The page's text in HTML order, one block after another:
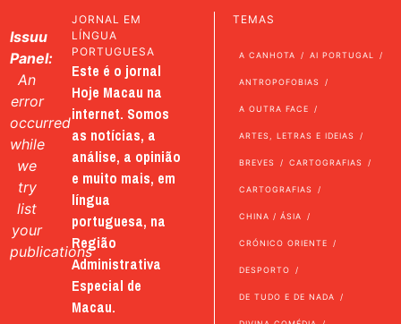
Issuu
Panel:
An
error
occurred
while
we
try
list
your
publications
JORNAL EM
LÍNGUA
PORTUGUESA
Este é o jornal
Hoje Macau na
internet. Somos
as notícias, a
análise, a opinião
e muito mais, em
língua
portuguesa, na
Região
Administrativa
Especial de
Macau.
TEMAS
A CANHOTA AI PORTUGAL
ANTROPOFOBIAS
A OUTRA FACE
ARTES, LETRAS E IDEIAS
BREVES CARTOGRAFIAS
CARTOGRAFIAS
CHINA / ÁSIA
CRÓNICO ORIENTE
DESPORTO
DE TUDO E DE NADA